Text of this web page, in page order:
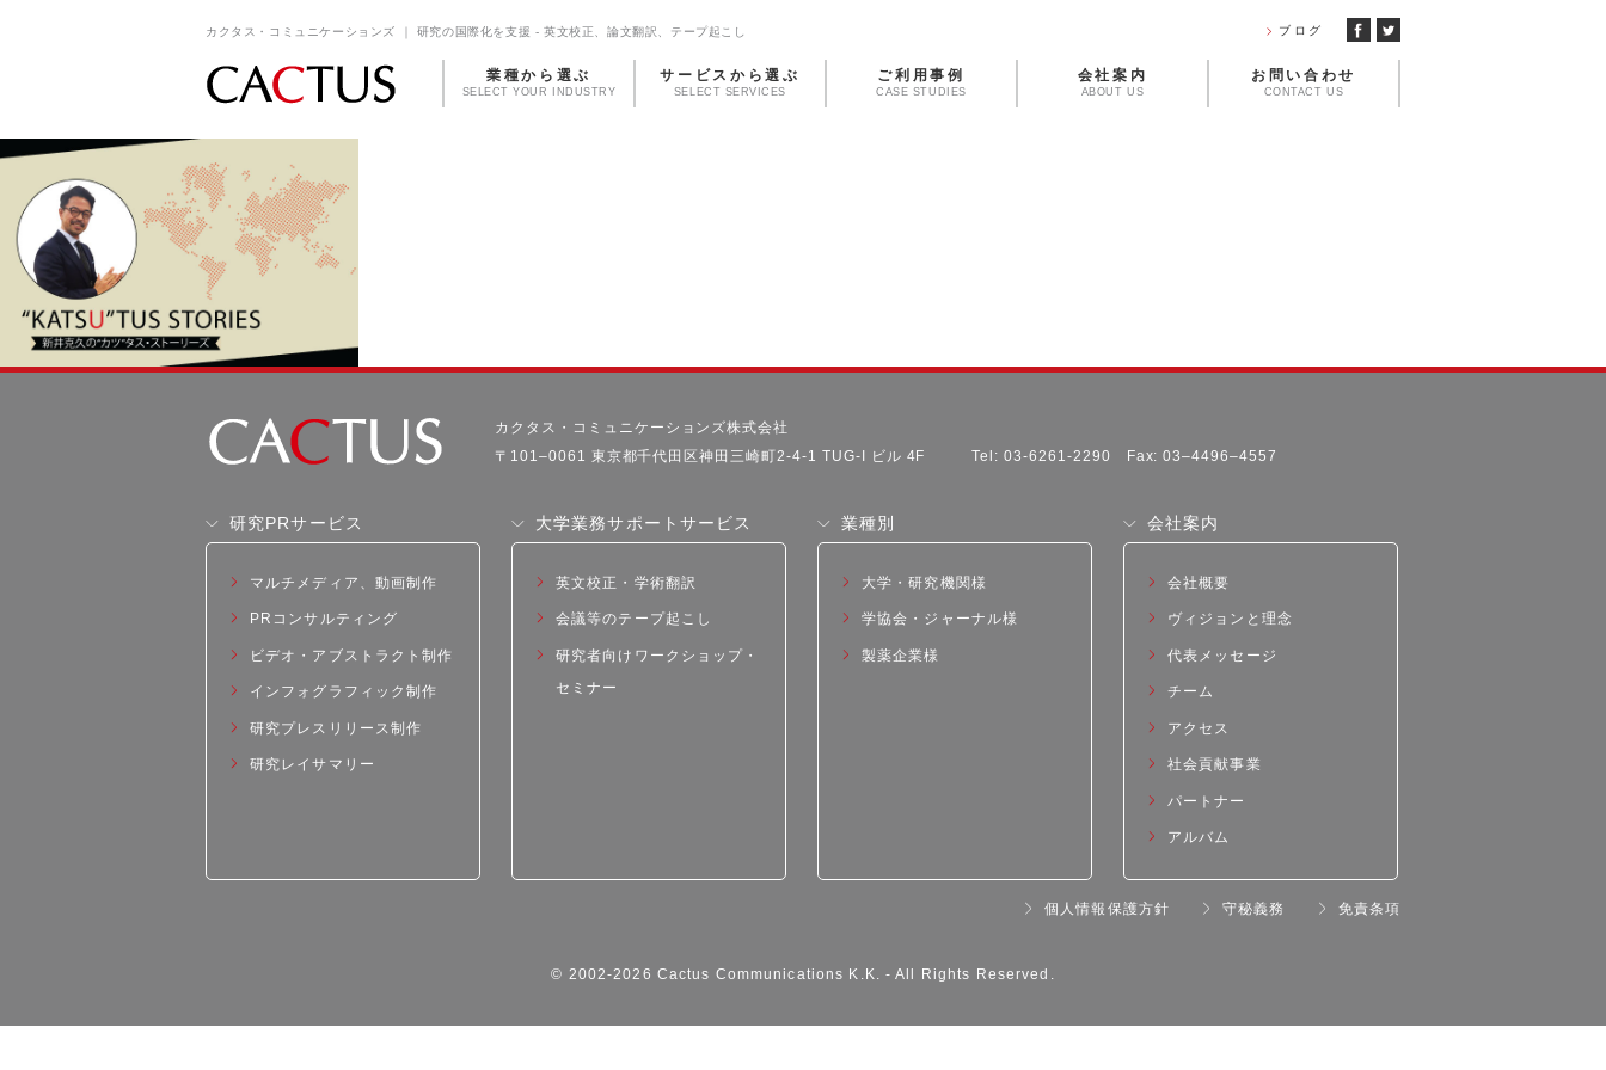
カクタス・コミュニケーションズ ｜ 研究の国際化を支援 - 英文校正、論文翻訳、テープ起こし ブログ
業種から選ぶ
SELECT YOUR INDUSTRY
サービスから選ぶ
SELECT SERVICES
ご利用事例
CASE STUDIES
会社案内
ABOUT US
お問い合わせ
CONTACT US
カクタス・コミュニケーションズ株式会社
〒101–0061 東京都千代田区神田三崎町2-4-1 TUG-I ビル 4FTel: 03-6261-2290 Fax: 03–4496–4557
研究PRサービス
マルチメディア、動画制作
PRコンサルティング
ビデオ・アブストラクト制作
インフォグラフィック制作
研究プレスリリース制作
研究レイサマリー
大学業務サポートサービス
英文校正・学術翻訳
会議等のテープ起こし
研究者向けワークショップ・
セミナー
業種別
大学・研究機関様
学協会・ジャーナル様
製薬企業様
会社案内
会社概要
ヴィジョンと理念
代表メッセージ
チーム
アクセス
社会貢献事業
パートナー
アルバム
個人情報保護方針 守秘義務 免責条項
© 2002-2026 Cactus Communications K.K.- All Rights Reserved.